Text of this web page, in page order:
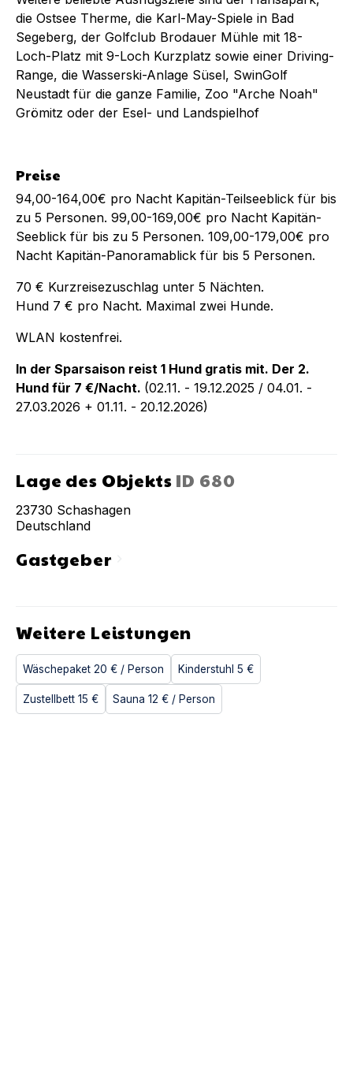
die Ostsee Therme, die Karl-May-Spiele in Bad
Segeberg, der Golfclub Brodauer Mühle mit 18-
Loch-Platz mit 9-Loch Kurzplatz sowie einer Driving-
Range, die Wasserski-Anlage Süsel, SwinGolf
Neustadt für die ganze Familie, Zoo "Arche Noah"
Grömitz oder der Esel- und Landspielhof
Preise
94,00-164,00€ pro Nacht Kapitän-Teilseeblick für bis
zu 5 Personen. 99,00-169,00€ pro Nacht Kapitän-
Seeblick für bis zu 5 Personen. 109,00-179,00€ pro
Nacht Kapitän-Panoramablick für bis 5 Personen.
70 € Kurzreisezuschlag unter 5 Nächten.
Hund 7 € pro Nacht. Maximal zwei Hunde.
WLAN kostenfrei.
In der Sparsaison reist 1 Hund gratis mit. Der 2.
Hund für 7 €/Nacht. (02.11. - 19.12.2025 / 04.01. -
27.03.2026 + 01.11. - 20.12.2026)
Lage des Objekts ID 680
23730 Schashagen
Deutschland
Gastgeberchevron_right
Weitere Leistungen
Wäschepaket 20 € / Person Kinderstuhl 5 €
Zustellbett 15 € Sauna 12 € / Person